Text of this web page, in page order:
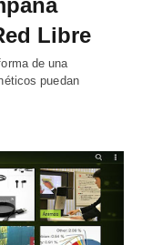
Libre
de una
puedan